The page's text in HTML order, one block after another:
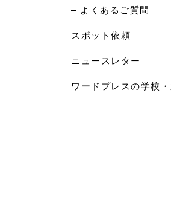
– よくあるご質問
スポット依頼
ニュースレター
ワードプレスの学校